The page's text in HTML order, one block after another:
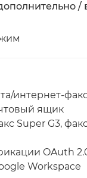
/
интернет-
ящик
Super G3,
OAuth
Workspace